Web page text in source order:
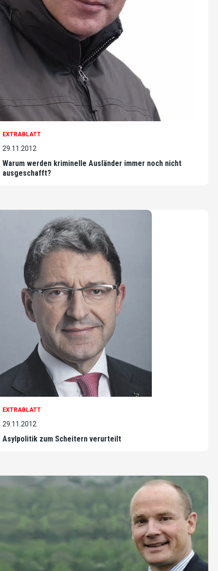
EXTRABLATT
29.11.2012
Warum werden kriminelle Ausländer immer noch nicht
ausgeschafft?
EXTRABLATT
29.11.2012
Asylpolitik zum Scheitern verurteilt